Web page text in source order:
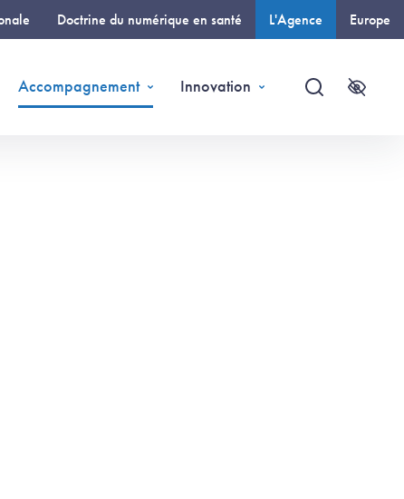
Doctrine du numérique en santé L'Agence Europe
Accompagnement Innovation
Recherche